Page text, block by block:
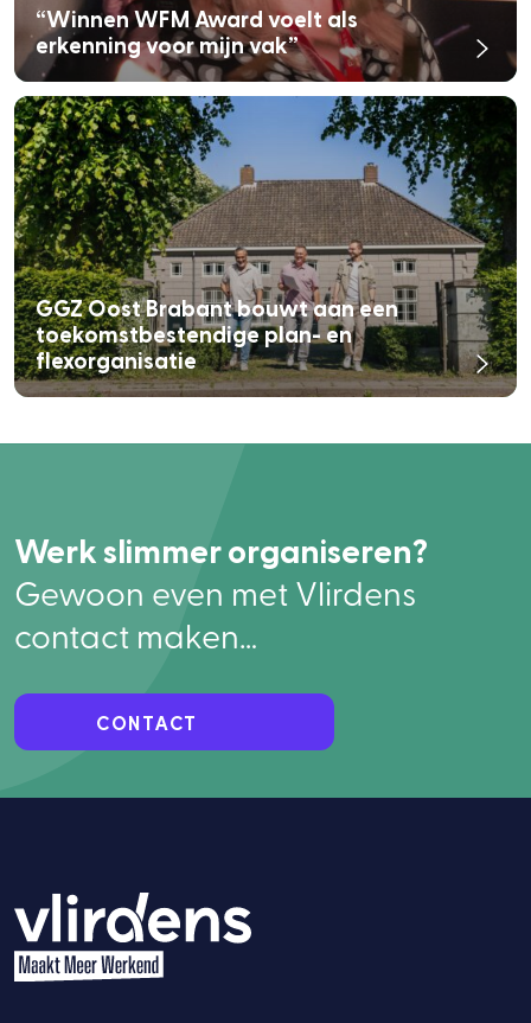
“Winnen WFM Award voelt als
erkenning voor mijn vak”
GGZ Oost Brabant bouwt aan een
toekomstbestendige plan- en
flexorganisatie
Werk slimmer organiseren?
Gewoon even met Vlirdens
contact maken…
CONTACT